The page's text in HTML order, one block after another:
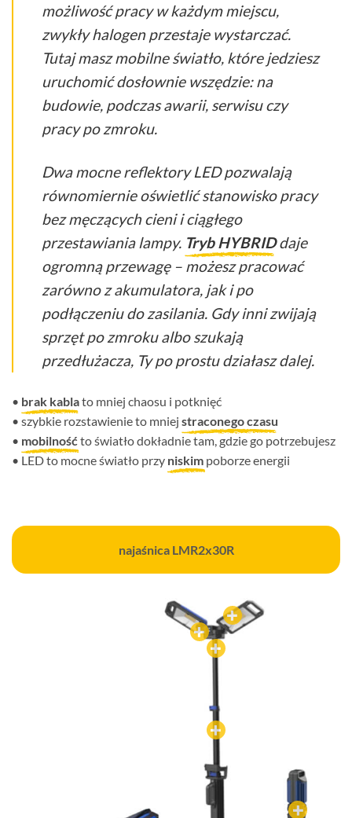
możliwość pracy w każdym miejscu,
zwykły halogen przestaje wystarczać.
Tutaj masz mobilne światło, które jedziesz
uruchomić dosłownie wszędzie: na
budowie, podczas awarii, serwisu czy
pracy po zmroku.
Dwa mocne reflektory LED pozwalają
równomiernie oświetlić stanowisko pracy
bez męczących cieni i ciągłego
przestawiania lampy. Tryb HYBRIDdaje
ogromną przewagę – możesz pracować
zarówno z akumulatora, jak i po
podłączeniu do zasilania. Gdy inni zwijają
sprzęt po zmroku albo szukają
przedłużacza, Ty po prostu działasz dalej.
• brak kablato mniej chaosu i potknięć
• szybkie rozstawienie to mniej straconego czasu
• mobilnośćto światło dokładnie tam, gdzie go potrzebujesz
• LED to mocne światło przy niskim poborze energii
najaśnica LMR2x30R